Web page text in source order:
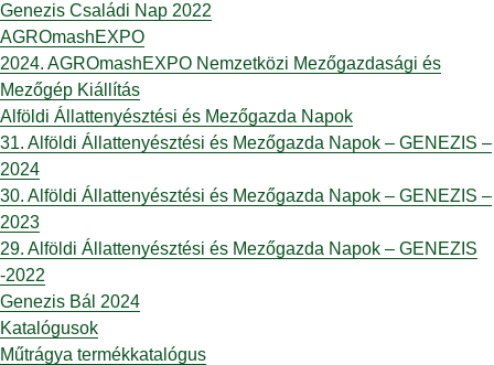
Genezis Családi Nap 2022
AGROmashEXPO
2024. AGROmashEXPO Nemzetközi Mezőgazdasági és
Mezőgép Kiállítás
Alföldi Állattenyésztési és Mezőgazda Napok
31. Alföldi Állattenyésztési és Mezőgazda Napok – GENEZIS –
2024
30. Alföldi Állattenyésztési és Mezőgazda Napok – GENEZIS –
2023
29. Alföldi Állattenyésztési és Mezőgazda Napok – GENEZIS
-2022
Genezis Bál 2024
Katalógusok
Műtrágya termékkatalógus